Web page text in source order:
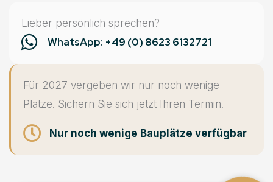
Lieber persönlich sprechen?
WhatsApp: +49 (0) 8623 6132721
Für 2027 vergeben wir nur noch wenige
Plätze. Sichern Sie sich jetzt Ihren Termin.
Nur noch wenige Bauplätze verfügbar